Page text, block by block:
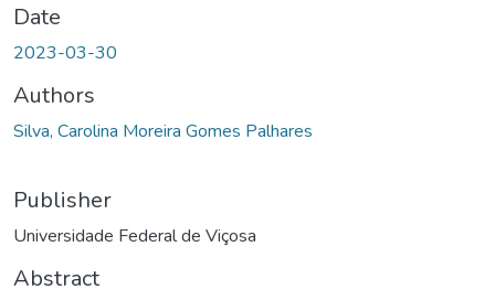
Date
2023-03-30
Authors
Silva, Carolina Moreira Gomes Palhares
Publisher
Universidade Federal de Viçosa
Abstract